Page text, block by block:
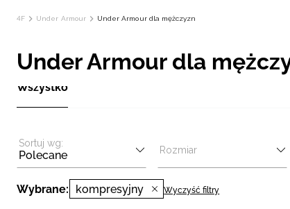
4F Under Armour Under Armour dla mężczyzn
Under Armour dla
Wszystko
Sortuj wg:
Polecane Rozmiar
Wybrane: kompresyjny Wyczyść filtry